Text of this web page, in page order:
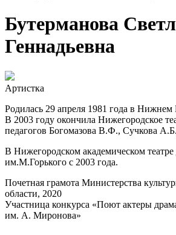
Бутерманова
Геннадьевна
Артистка
Родилась 29 апреля 1981 года в Нижнем
В 2003 году окончила Нижегородское
педагогов Богомазова В.Ф., Сучкова
В Нижегородском академическом
им.М.Горького с 2003 года.
Почетная грамота Министерства
области, 2020
Участница конкурса «Поют актеры
им. А. Миронова»